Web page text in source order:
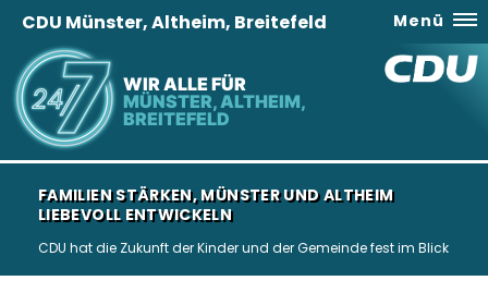
WIR ALLE FÜR
MÜNSTER, ALTHEIM,
BREITEFELD
CDU Münster, Altheim, Breitefeld Menü
FAMILIEN STÄRKEN, MÜNSTER UND ALTHEIM
LIEBEVOLL ENTWICKELN
CDU hat die Zukunft der Kinder und der Gemeinde fest im Blick